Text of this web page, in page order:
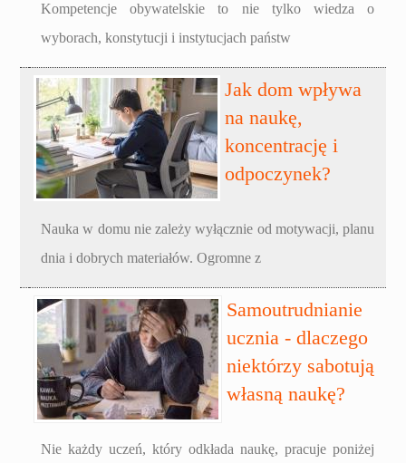
Kompetencje obywatelskie to nie tylko wiedza o
wyborach, konstytucji i instytucjach państw
Jak dom wpływa
na naukę,
koncentrację i
odpoczynek?
Nauka w domu nie zależy wyłącznie od motywacji, planu
dnia i dobrych materiałów. Ogromne z
Samoutrudnianie
ucznia - dlaczego
niektórzy sabotują
własną naukę?
Nie każdy uczeń, który odkłada naukę, pracuje poniżej